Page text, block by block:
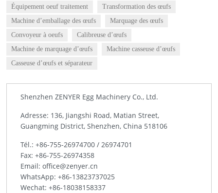
Équipement oeuf traitement
Transformation des œufs
Machine d’emballage des œufs
Marquage des œufs
Convoyeur à oeufs
Calibreuse d’œufs
Machine de marquage d’œufs
Machine casseuse d’œufs
Casseuse d’œufs et séparateur
Shenzhen ZENYER Egg Machinery Co., Ltd.
Adresse: 136, Jiangshi Road, Matian Street,
Guangming District, Shenzhen, China 518106
Tél.:+86-755-26974700 /26974701
Fax: +86-755-26974358
Email:office@zenyer.cn
WhatsApp:+86-13823737025
Wechat: +86-18038158337